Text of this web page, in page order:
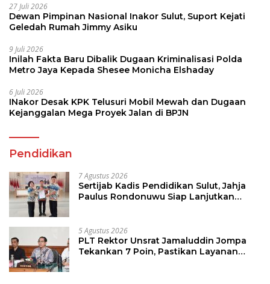
27 Juli 2026
Dewan Pimpinan Nasional Inakor Sulut, Suport Kejati
Geledah Rumah Jimmy Asiku
9 Juli 2026
Inilah Fakta Baru Dibalik Dugaan Kriminalisasi Polda
Metro Jaya Kepada Shesee Monicha Elshaday
6 Juli 2026
INakor Desak KPK Telusuri Mobil Mewah dan Dugaan
Kejanggalan Mega Proyek Jalan di BPJN
Pendidikan
7 Agustus 2026
Sertijab Kadis Pendidikan Sulut, Jahja
Paulus Rondonuwu Siap Lanjutkan
5 Agustus 2026
PLT Rektor Unsrat Jamaluddin Jompa
Tekankan 7 Poin, Pastikan Layanan